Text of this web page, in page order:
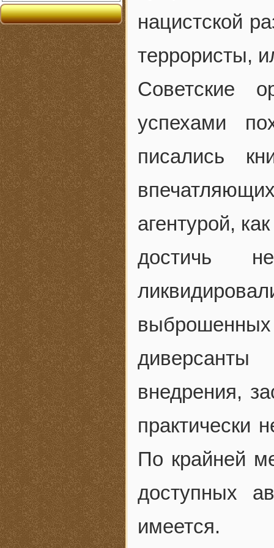
нацистской
террористы,
Советские
успехами
писались
агентурой,
достичь
внедрения,
практически
По крайней
доступных
имеется.